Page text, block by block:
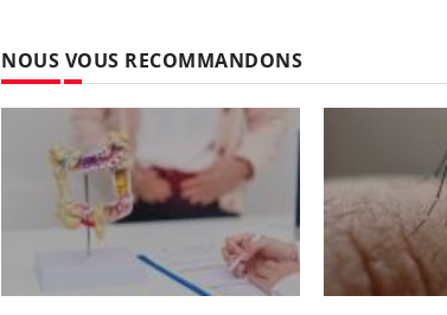
NOUS VOUS RECOMMANDONS